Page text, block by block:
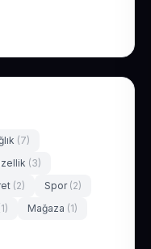
(7)
(3)
(2) Spor (2)
Mağaza (1)